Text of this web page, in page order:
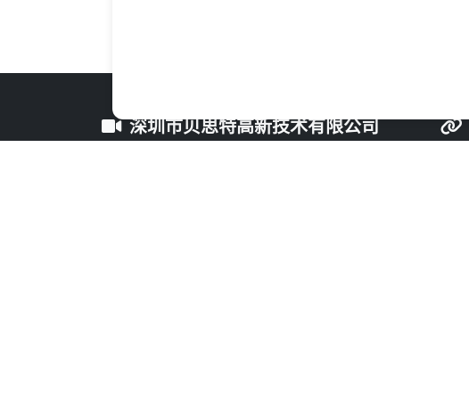
深圳市贝思特高新技术有限公司